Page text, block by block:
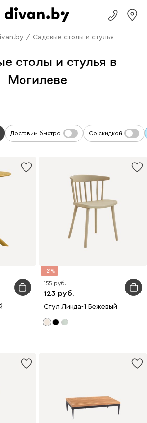
/ Садовые столы и стулья
столы и стулья в
Могилеве
Доставим быстро Со скидкой
21
123
155
Стул Линда-1 Бежевый